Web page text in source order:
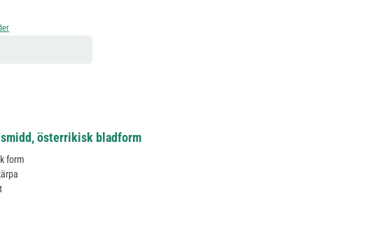
österrikisk bladform
form